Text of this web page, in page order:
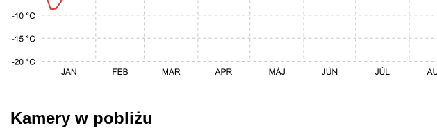
Kamery w pobliżu